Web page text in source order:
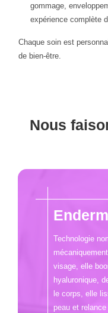
gommage,
expérience complète
Chaque soin est
de bien-être.
Nous
Technologie
visage, elle
hyaluronique,
le corps, elle
peau et